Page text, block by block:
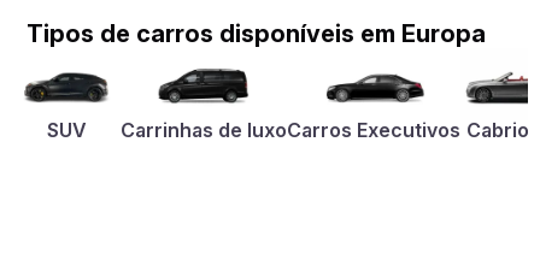
Tipos de carros disponíveis em Europa
SUV Carrinhas de luxoCarros Executivos